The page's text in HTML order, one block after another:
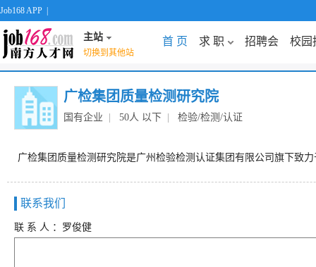
Job168 APP
主站
切换到其他站
首 页 求 职 招聘会 校园
广检集团质量检测研究院
国有企业 50人 以下 检验/检测/认证
广检集团质量检测研究院是广州检验检测认证集团有限公司旗下致
联系我们
联 系 人 ：罗俊健